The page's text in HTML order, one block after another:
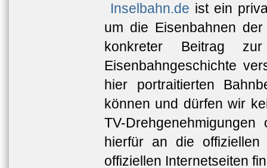
Inselbahn.de ist ein
um die Eisenbahnen
konkreter Beitrag
Eisenbahngeschichte
hier portraitierten
können und dürfen wir
TV-
hierfür an die offiziellen
offiziellen Internetseiten